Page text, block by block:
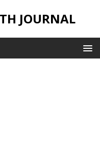
JOURNAL